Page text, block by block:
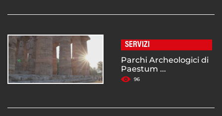
SERVIZI
Parchi Archeologici di
Paestum ...
96